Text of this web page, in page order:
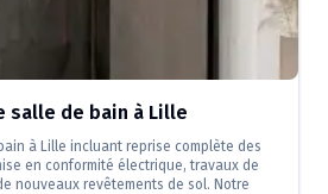
salle de bain à Lille
à Lille incluant reprise complète des
en conformité électrique, travaux de
nouveaux revêtements de sol. Notre